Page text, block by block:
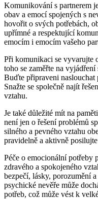
Komunikování s partnerem
obav a emocí spojených s
hovořit o svých potřebách,
upřímné a respektující
emocím i emocím vašeho
Při komunikaci se vyvarujte
toho se zaměřte na
Buďte připraveni naslouchat
Snažte se společně najít
vztahu.
Je také důležité mít na
není jen o řešení problémů
silného a pevného vztahu
pravidelně a aktivně
Péče o emocionální potřeby
zdravého a spokojeného
bezpečí, lásky, porozumění
psychické nevěře může
potřeb, což může vést k